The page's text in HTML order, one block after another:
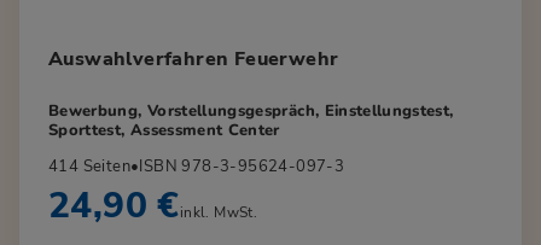
Auswahlverfahren Feuerwehr
Bewerbung, Vorstellungsgespräch, Einstellungstest,
Sporttest, Assessment Center
414 Seiten•ISBN 978-3-95624-097-3
24,90 €inkl. MwSt.